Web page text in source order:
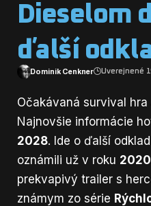
Dieselom
ďalší
Dominik Cenkner Uverejnené
Očakávaná survival hra
Najnovšie informácie
2028. Ide o ďalší
oznámili už v roku 2020
prekvapivý trailer s
známym zo série